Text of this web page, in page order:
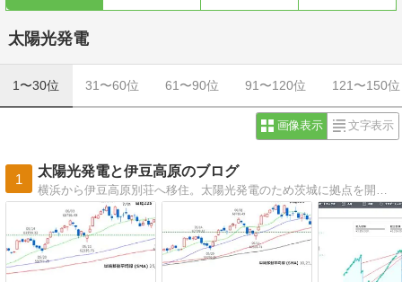
太陽光発電
1〜30位 31〜60位 61〜90位 91〜120位 121〜150位
画像表示 文字表示
1
太陽光発電と伊豆高原のブログ